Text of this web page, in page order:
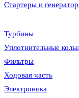
Стартеры и
Турбины
Уплотнительные
Фильтры
Ходовая часть
Электроника